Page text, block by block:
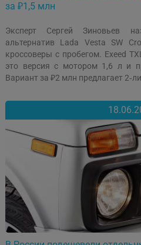
за ₽1,5 млн
Эксперт Сергей Зиновьев
альтернатив Lada Vesta SW
кроссоверы с пробегом. Exeed
это версия с мотором 1,6 л и
Вариант за ₽2 млн предлагает